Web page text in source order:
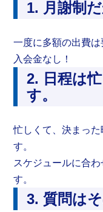
1. 月謝制
一度に多額の出費は
入会金なし！
2. 日程は
す。
忙しくて、決まっ
す。
スケジュールに合
す。
3. 質問は